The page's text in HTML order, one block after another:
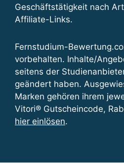
Geschäftstätigkeit nach
Affiliate-Links.
Fernstudium-
vorbehalten. Inhalte/
seitens der
geändert haben.
Marken gehören ihrem
Vitori® Gutscheincode,
hier einlösen.